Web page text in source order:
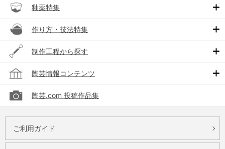
釉薬特集
作り方・技法特集
制作工程から探す
陶芸情報コンテンツ
陶芸.com 投稿作品集
ご利用ガイド